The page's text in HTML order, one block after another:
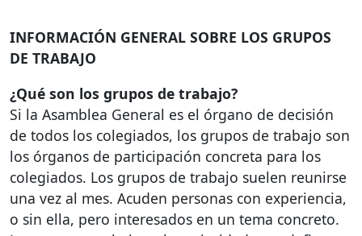
INFORMACIÓN GENERAL SOBRE LOS GRUPOS
DE TRABAJO
¿Qué son los grupos de trabajo?
Si la Asamblea General es el órgano de decisión
de todos los colegiados, los grupos de trabajo son
los órganos de participación concreta para los
colegiados. Los grupos de trabajo suelen reunirse
una vez al mes. Acuden personas con experiencia,
o sin ella, pero interesados en un tema concreto.